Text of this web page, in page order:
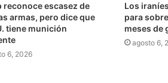
reconoce escasez de
armas, pero dice que
tiene munición
6, 2026
Los
para
meses de
agosto 6,